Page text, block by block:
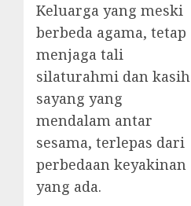
Keluarga yang meski
berbeda agama, tetap
menjaga tali
silaturahmi dan kasih
sayang yang
mendalam antar
sesama, terlepas dari
perbedaan keyakinan
yang ada.